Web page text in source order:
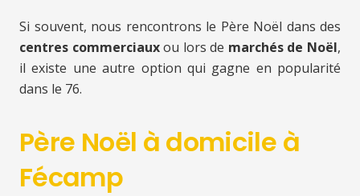
Si souvent, nous rencontrons le Père Noël dans des
centres commerciauxou lors de marchés de Noël,
il existe une autre option qui gagne en popularité
dans le 76.
Père Noël à domicile à
Fécamp